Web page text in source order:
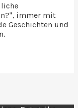
immer mit
Geschichten und